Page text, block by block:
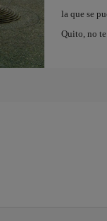
la que se
Quito, no